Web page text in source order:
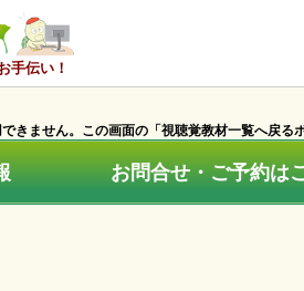
手伝い！
ません。この画面の「視聴覚教材一覧へ戻る
報 お問合せ・ご予約はこ